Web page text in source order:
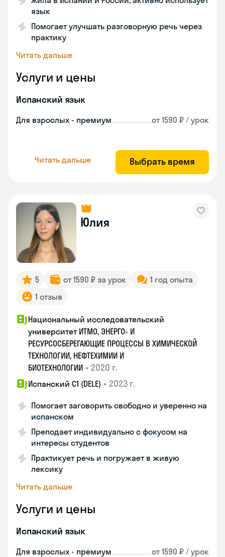
язык
Помогает улучшать разговорную речь через
практику
Читать дальше
Услуги и цены
Испанский язык
Для взрослых - премиум от 1590 ₽ / урок
Читать дальше Выбрать время
Юлия
5 от 1590 ₽ за урок
1 год опыта
1 отзыв
Национальный исследовательский
университет ИТМО, ЭНЕРГО- И
РЕСУРСОСБЕРЕГАЮЩИЕ ПРОЦЕССЫ В ХИМИЧЕСКОЙ
ТЕХНОЛОГИИ, НЕФТЕХИМИИ И
БИОТЕХНОЛОГИИ • 2020 г.
Испанский С1 (DELE) • 2023 г.
Помогает заговорить свободно и уверенно на
испанском
Преподает индивидуально с фокусом на
интересы студентов
Практикует речь и погружает в живую
лексику
Читать дальше
Услуги и цены
Испанский язык
Для взрослых - премиум от 1590 ₽ / урок